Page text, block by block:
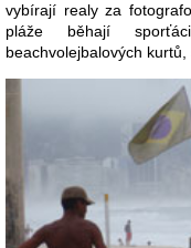
vybírají realy za
pláže běhají
beachvolejbalových